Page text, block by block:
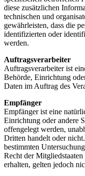
diese zusätzlichen
technischen und
gewährleisten, dass die
identifizierten oder
werden.
Auftragsverarbeiter
Auftragsverarbeiter ist
Behörde, Einrichtung
Daten im Auftrag des
Empfänger
Empfänger ist eine
Einrichtung oder andere
offengelegt werden,
Dritten handelt oder
bestimmten
Recht der
erhalten, gelten jedoch